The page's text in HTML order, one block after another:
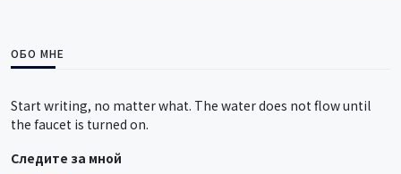
ОБО МНЕ
Start writing, no matter what. The water does not flow until
the faucet is turned on.
Следите за мной